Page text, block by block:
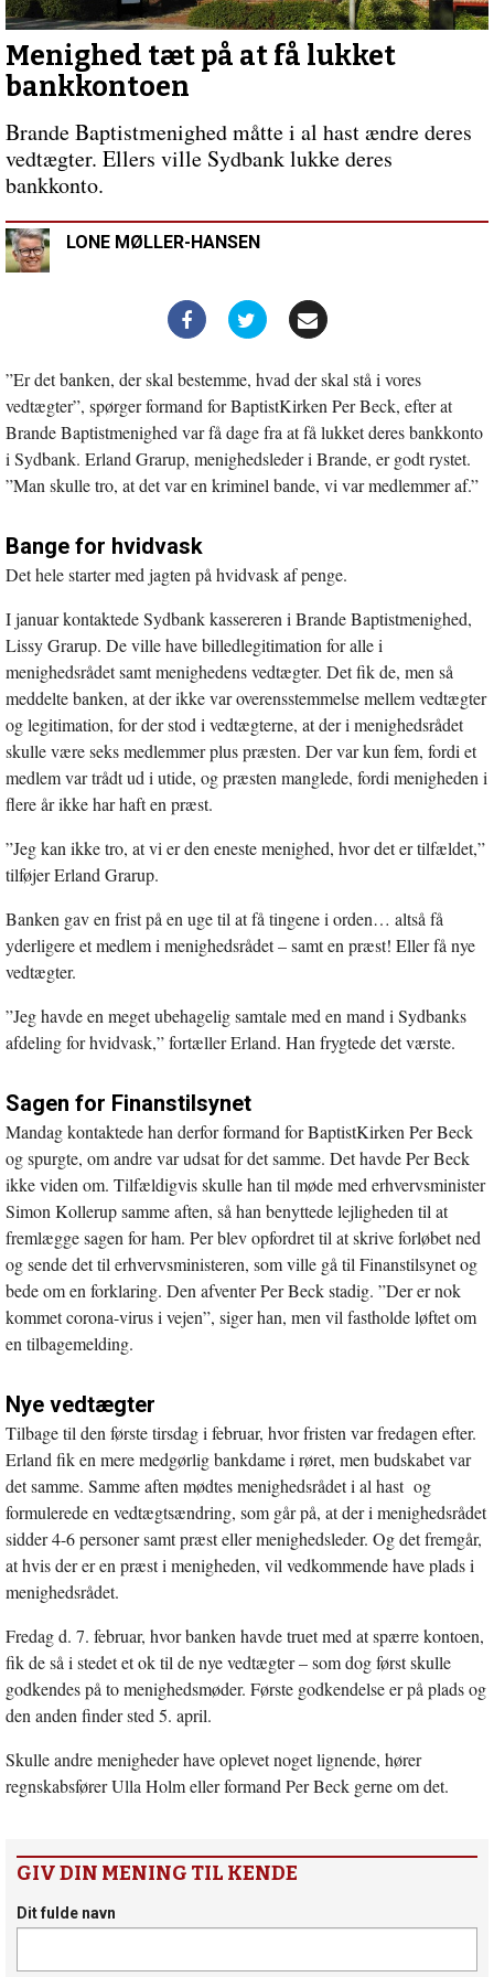
kan
nå
familier
spejderne
Menighed tæt på at få lukket
bankkontoen
Brande Baptistmenighed måtte i al hast ændre deres
vedtægter. Ellers ville Sydbank lukke deres
bankkonto.
LONE MØLLER-HANSEN
”Er det banken, der skal bestemme, hvad der skal stå i vores
vedtægter”, spørger formand for BaptistKirken Per Beck, efter at
Brande Baptistmenighed var få dage fra at få lukket deres bankkonto
i Sydbank. Erland Grarup, menighedsleder i Brande, er godt rystet.
”Man skulle tro, at det var en kriminel bande, vi var medlemmer af.”
Bange for hvidvask
Det hele starter med jagten på hvidvask af penge.
I januar kontaktede Sydbank kassereren i Brande Baptistmenighed,
Lissy Grarup. De ville have billedlegitimation for alle i
menighedsrådet samt menighedens vedtægter. Det fik de, men så
meddelte banken, at der ikke var overensstemmelse mellem vedtægter
og legitimation, for der stod i vedtægterne, at der i menighedsrådet
skulle være seks medlemmer plus præsten. Der var kun fem, fordi et
medlem var trådt ud i utide, og præsten manglede, fordi menigheden i
flere år ikke har haft en præst.
”Jeg kan ikke tro, at vi er den eneste menighed, hvor det er tilfældet,”
tilføjer Erland Grarup.
Banken gav en frist på en uge til at få tingene i orden… altså få
yderligere et medlem i menighedsrådet – samt en præst! Eller få nye
vedtægter.
”Jeg havde en meget ubehagelig samtale med en mand i Sydbanks
afdeling for hvidvask,” fortæller Erland. Han frygtede det værste.
Sagen for Finanstilsynet
Mandag kontaktede han derfor formand for BaptistKirken Per Beck
og spurgte, om andre var udsat for det samme. Det havde Per Beck
ikke viden om. Tilfældigvis skulle han til møde med erhvervsminister
Simon Kollerup samme aften, så han benyttede lejligheden til at
fremlægge sagen for ham. Per blev opfordret til at skrive forløbet ned
og sende det til erhvervsministeren, som ville gå til Finanstilsynet og
bede om en forklaring. Den afventer Per Beck stadig. ”Der er nok
kommet corona-virus i vejen”, siger han, men vil fastholde løftet om
en tilbagemelding.
Nye vedtægter
Tilbage til den første tirsdag i februar, hvor fristen var fredagen efter.
Erland fik en mere medgørlig bankdame i røret, men budskabet var
det samme. Samme aften mødtes menighedsrådet i al hast og
formulerede en vedtægtsændring, som går på, at der i menighedsrådet
sidder 4-6 personer samt præst eller menighedsleder. Og det fremgår,
at hvis der er en præst i menigheden, vil vedkommende have plads i
menighedsrådet.
Fredag d. 7. februar, hvor banken havde truet med at spærre kontoen,
fik de så i stedet et ok til de nye vedtægter – som dog først skulle
godkendes på to menighedsmøder. Første godkendelse er på plads og
den anden finder sted 5. april.
Skulle andre menigheder have oplevet noget lignende, hører
regnskabsfører Ulla Holm eller formand Per Beck gerne om det.
GIV DIN MENING TIL KENDE
Dit fulde navn